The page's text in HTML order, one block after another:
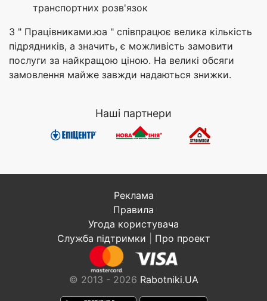
транспортних розв'язок
З " Працівниками.юа " співпрацює велика кількість
підрядників, а значить, є можливість замовити
послуги за найкращою ціною. На великі обсяги
замовлення майже завжди надаються знижки.
Наші партнери
Реклама
Правила
Угода користувача
Служба підтримки
Про проект
© 2013 - 2026 Rabotniki.UA